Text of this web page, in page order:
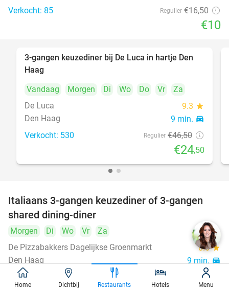
Verkocht: 85 Regulier €16,50
€10
47%
3-gangen keuzediner bij De Luca in hartje Den
Haag
Vandaag
Morgen Di Wo Do Vr
Za
De Luca
9.3 star
Den Haag 9 min. directions_car
Verkocht: 530 Regulier €46,50
€24,50
50%
Italiaans 3-gangen keuzediner of 3-gangen
shared dining-diner
Morgen Di Wo Vr
Za
De Pizzabakkers Dagelijkse Groenmarkt
8.6star
Den Haag 9 min. directions_car
Verkocht: 760 Regulier ,95
Home Dichtbij Restaurants Hotels Menu